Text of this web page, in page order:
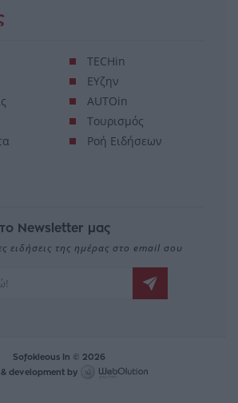
TECHin
ΕΥζην
AUTOin
Τουρισμός
Ροή Ειδήσεων
Newsletter μας
ειδήσεις της ημέρας στο email σου
Sofokleous In © 2026
development by